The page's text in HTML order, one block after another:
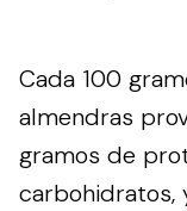
Cada 100
almendras
gramos de
carbohidratos,